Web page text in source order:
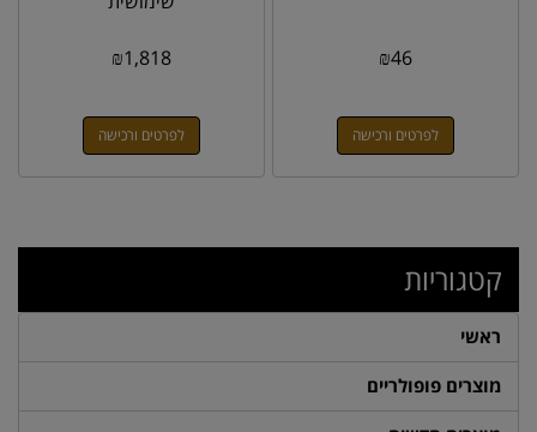
₪46
לפרטים ורכישה
₪1,818
לפרטים ורכישה
קטגוריות
ראשי
מוצרים פופולריים